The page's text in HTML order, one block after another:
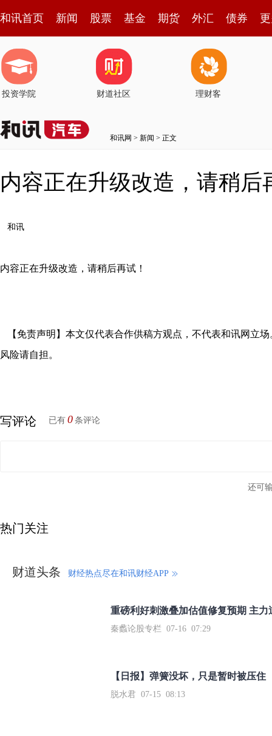
和讯首页 新闻 股票 基金 期货 外汇 债券
投资学院 财道社区 理财客
和讯网 > 新闻 > 正文
内容正在升级改造，请稍后
和讯
内容正在升级改造，请稍后再试！
【免责声明】本文仅代表合作供稿方观点，不代表和讯网立
风险请自担。
写评论 已有 0 条评论
还可
热门关注
财道头条 财经热点尽在和讯财经APP
秦蠡论股专栏 07-16 07:29
【日报】弹簧没坏，只是暂时被压住
脱水君 07-15 08:13